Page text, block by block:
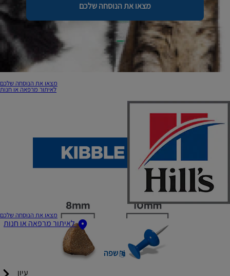
מצאו את הנוסחה שלכם
מצאו את הנוסחה שלכם
לאיתור מרפאה או חנות
מצאו את הנוסחה שלכם
לאיתור מרפאה או חנות
שפה
עיון